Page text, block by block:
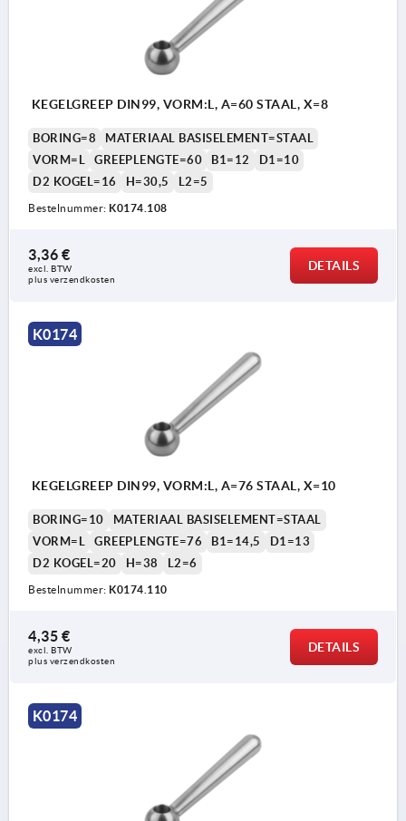
KEGELGREEP DIN99, VORM:L, A=60 STAAL, X=8
BORING=8
MATERIAAL BASISELEMENT=STAAL
VORM=L
GREEPLENGTE=60 B1=12
D1=10
D2 KOGEL=16
H=30,5 L2=5
Bestelnummer: K0174.108
3,36 €
excl. BTW
plus verzendkosten
DETAILS
K0174
KEGELGREEP DIN99, VORM:L, A=76 STAAL, X=10
BORING=10
MATERIAAL BASISELEMENT=STAAL
VORM=L
GREEPLENGTE=76 B1=14,5
D1=13
D2 KOGEL=20
H=38 L2=6
Bestelnummer: K0174.110
4,35 €
excl. BTW
plus verzendkosten
DETAILS
K0174